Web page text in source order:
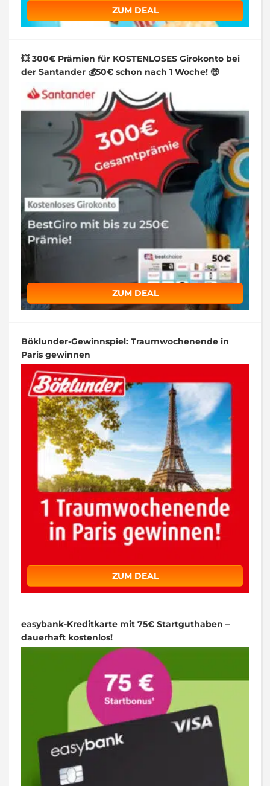
ZUM DEAL
💥 300€ Prämien für KOSTENLOSES Girokonto bei
der Santander 💰50€ schon nach 1 Woche! 🤑
ZUM DEAL
Böklunder-Gewinnspiel: Traumwochenende in
Paris gewinnen
ZUM DEAL
easybank-Kreditkarte mit 75€ Startguthaben –
dauerhaft kostenlos!